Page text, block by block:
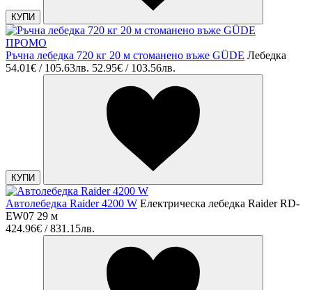
КУПИ
ПРОМО
Ръчна лебедка 720 кг 20 м стоманено въже GÜDE Лебедка
54.01€ / 105.63лв. 52.95€ / 103.56лв.
КУПИ
Автолебедка Raider 4200 W Електрическа лебедка Raider RD-
EW07 29 м
424.96€ / 831.15лв.